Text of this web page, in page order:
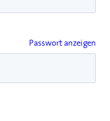
Passwort anzeigen